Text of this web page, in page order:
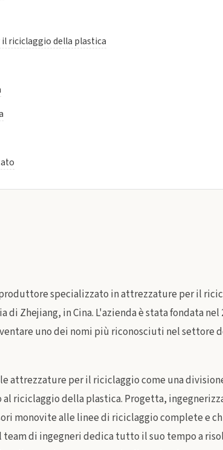
riciclaggio della plastica
produttore specializzato in attrezzature per il
di Zhejiang, in Cina. L'azienda è stata fondata nel
uno dei nomi più riconosciuti nel settore
attrezzature per il riciclaggio come una
riciclaggio della plastica. Progetta,
monovite alle linee di riciclaggio complete e
di ingegneri dedica tutto il suo tempo a